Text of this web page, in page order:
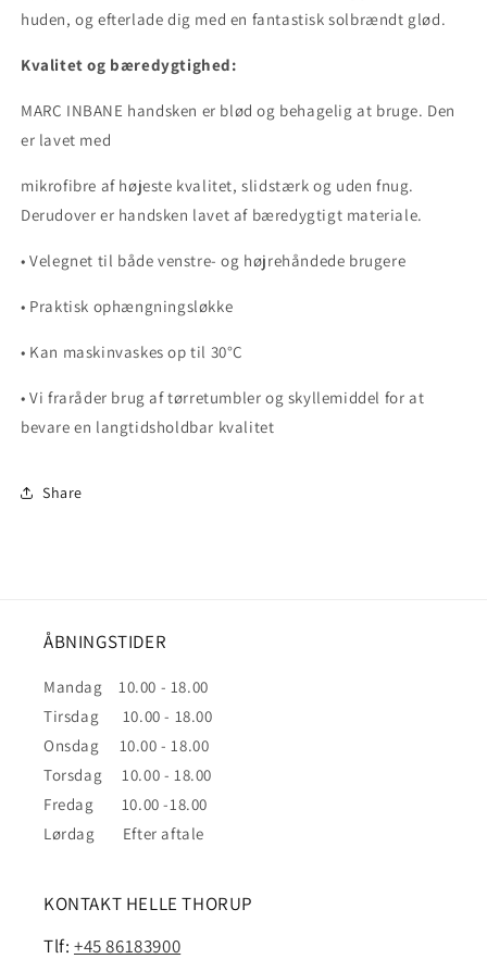
huden, og efterlade dig med en fantastisk solbrændt glød.
Kvalitet og bæredygtighed:
MARC INBANE handsken er blød og behagelig at bruge. Den
er lavet med
mikrofibre af højeste kvalitet, slidstærk og uden fnug.
Derudover er handsken lavet af bæredygtigt materiale.
•Velegnet til både venstre- og højrehåndede brugere
• Praktisk ophængningsløkke
• Kan maskinvaskes op til 30°C
•Vi fraråder brug af tørretumbler og skyllemiddel for at
bevare en langtidsholdbar kvalitet
Share
ÅBNINGSTIDER
Mandag 10.00 - 18.00
Tirsdag 10.00 - 18.00
Onsdag 10.00 - 18.00
Torsdag 10.00 - 18.00
Fredag 10.00 -18.00
Lørdag Efter aftale
KONTAKT HELLE THORUP
Tlf:+45 86183900